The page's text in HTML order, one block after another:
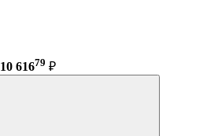
10 61679 ₽